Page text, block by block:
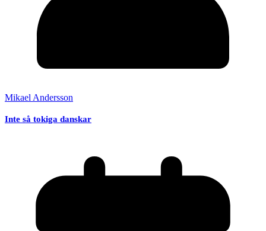
Mikael Andersson
Inte så tokiga danskar